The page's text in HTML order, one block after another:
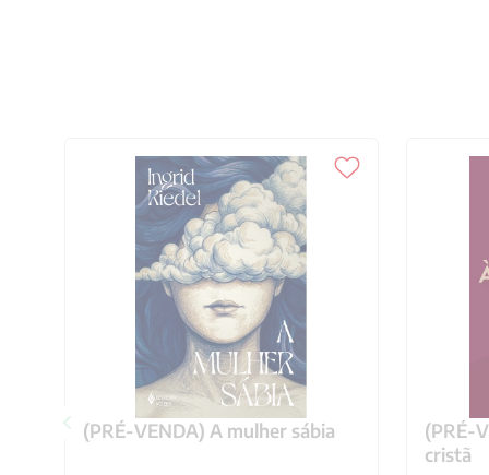
(PRÉ-VENDA) A mulher sábia
(PRÉ-
cristã